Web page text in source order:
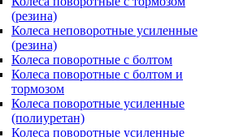
(резина)
Колеса неповоротные усиленные
(резина)
Колеса поворотные с болтом
Колеса поворотные с болтом и
тормозом
Колеса поворотные усиленные
(полиуретан)
Колеса поворотные усиленные